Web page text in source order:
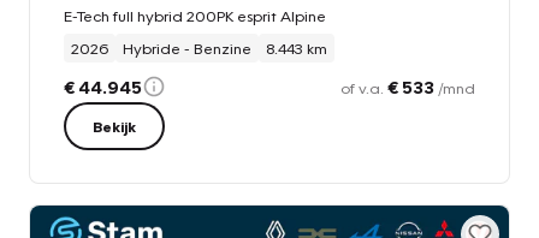
E-Tech full hybrid 200PK esprit Alpine
2026
Hybride - Benzine 8.443 km
€ 44.945 of v.a. € 533 /mnd
Bekijk